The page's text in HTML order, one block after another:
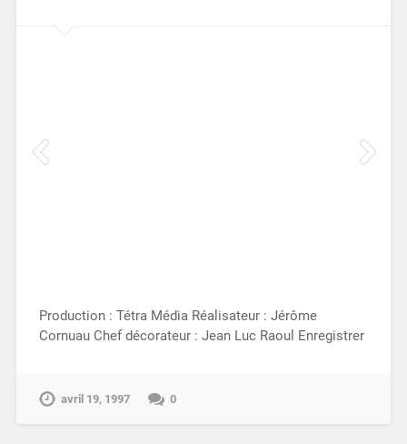
Production : Tétra Média Réalisateur : Jérôme
Cornuau Chef décorateur : Jean Luc Raoul Enregistrer
avril 19, 1997 0